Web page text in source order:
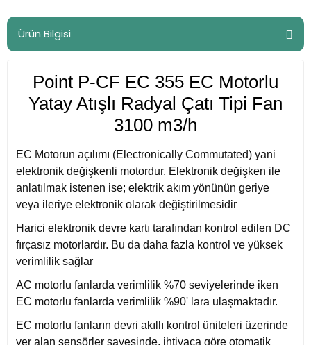
Ürün Bilgisi
Point P-CF EC 355 EC Motorlu
Yatay Atışlı Radyal Çatı Tipi Fan
3100 m3/h
EC Motorun açılımı (Electronically Commutated) yani
elektronik değişkenli motordur. Elektronik değişken ile
anlatılmak istenen ise; elektrik akım yönünün geriye
veya ileriye elektronik olarak değiştirilmesidir
Harici elektronik devre kartı tarafından kontrol edilen DC
fırçasız motorlardır. Bu da daha fazla kontrol ve yüksek
verimlilik sağlar
AC motorlu fanlarda verimlilik %70 seviyelerinde iken
EC motorlu fanlarda verimlilik %90' lara ulaşmaktadır.
EC motorlu fanların devri akıllı kontrol üniteleri üzerinde
yer alan sensörler sayesinde, ihtiyaca göre otomatik